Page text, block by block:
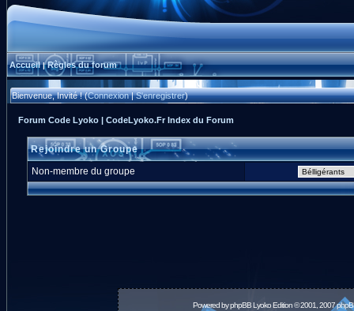
Accueil|Règles du forum
Bienvenue, Invité ! (Connexion|S'enregistrer)
Forum Code Lyoko | CodeLyoko.Fr Index du Forum
Rejoindre un Groupe
Non-membre du groupe
Powered byphpBBLyoko Edition © 2001, 2007